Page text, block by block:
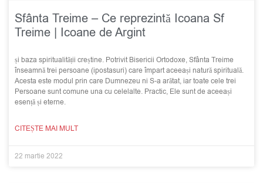
Sfânta Treime – Ce reprezintă Icoana Sf
Treime | Icoane de Argint
și baza spiritualității creștine. Potrivit Bisericii Ortodoxe, Sfânta Treime
înseamnă trei persoane (ipostasuri) care împart aceeași natură spirituală.
Acesta este modul prin care Dumnezeu ni S-a arătat, iar toate cele trei
Persoane sunt comune una cu celelalte. Practic, Ele sunt de aceeași
esență și eterne.
CITEȘTE MAI MULT
22 martie 2022